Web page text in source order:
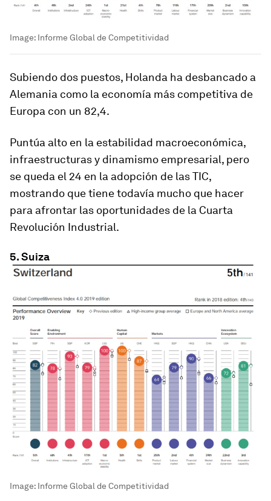
Image: Informe Global de Competitividad
Subiendo dos puestos, Holanda ha desbancado a
Alemania como la economía más competitiva de
Europa con un 82,4.
Puntúa alto en la estabilidad macroeconómica,
infraestructuras y dinamismo empresarial, pero
se queda el 24 en la adopción de las TIC,
mostrando que tiene todavía mucho que hacer
para afrontar las oportunidades de la Cuarta
Revolución Industrial.
5. Suiza
Image: Informe Global de Competitividad